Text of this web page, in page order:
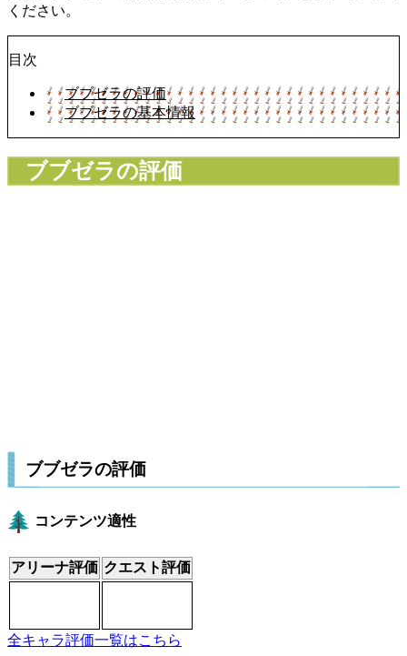
ください。
目次
ブブゼラの評価
ブブゼラの基本情報
ブブゼラの評価
ブブゼラの評価
コンテンツ適性
アリーナ評価 クエスト評価
全キャラ評価一覧はこちら